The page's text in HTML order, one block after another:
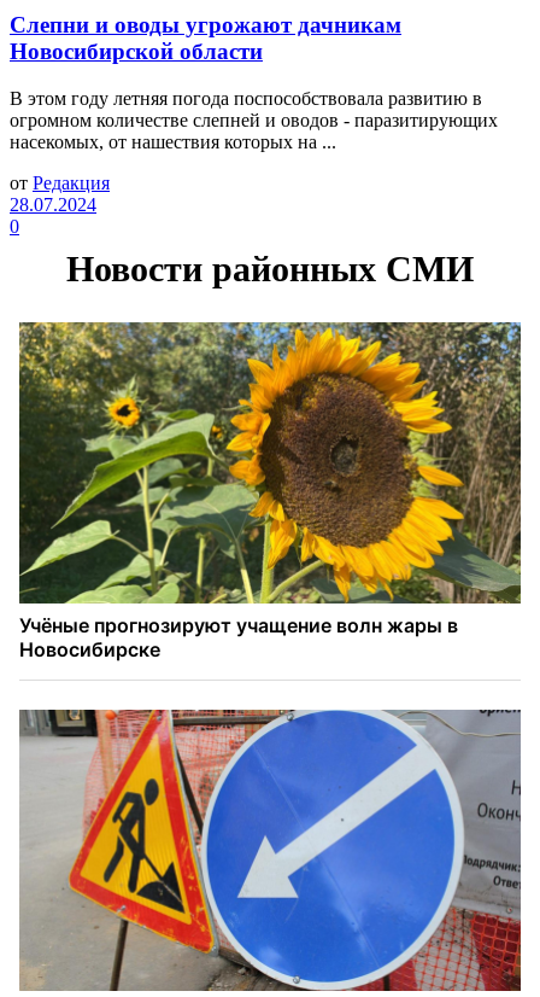
Слепни и оводы угрожают дачникам
Новосибирской области
В этом году летняя погода поспособствовала развитию в
огромном количестве слепней и оводов - паразитирующих
насекомых, от нашествия которых на ...
от Редакция
28.07.2024
0